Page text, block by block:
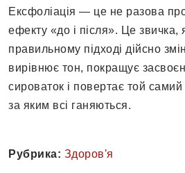
Ексфоліація — це не разова
ефекту «до і після». Це звичка,
правильному підході дійсно
вирівнює тон, покращує
сироваток і повертає той
за яким всі ганяються.
Рубрика: Здоров'я